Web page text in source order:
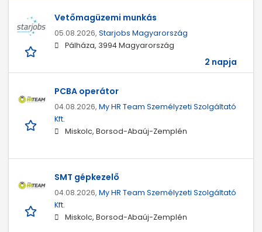
Vetőmagüzemi munkás
05.08.2026, Starjobs Magyarország
Pálháza, 3994 Magyarország
2 napja
PCBA operátor
04.08.2026, My HR Team Személyzeti Szolgáltató
Kft.
Miskolc, Borsod-Abaúj-Zemplén
SMT gépkezelő
04.08.2026, My HR Team Személyzeti Szolgáltató
Kft.
Miskolc, Borsod-Abaúj-Zemplén